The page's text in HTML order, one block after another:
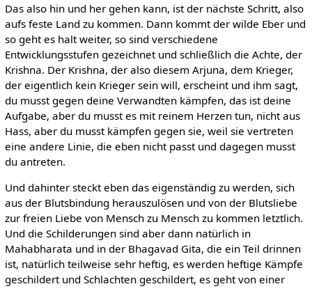
Das also hin und her gehen kann, ist der nächste Schritt, also
aufs feste Land zu kommen. Dann kommt der wilde Eber und
so geht es halt weiter, so sind verschiedene
Entwicklungsstufen gezeichnet und schließlich die Achte, der
Krishna. Der Krishna, der also diesem Arjuna, dem Krieger,
der eigentlich kein Krieger sein will, erscheint und ihm sagt,
du musst gegen deine Verwandten kämpfen, das ist deine
Aufgabe, aber du musst es mit reinem Herzen tun, nicht aus
Hass, aber du musst kämpfen gegen sie, weil sie vertreten
eine andere Linie, die eben nicht passt und dagegen musst
du antreten.
Und dahinter steckt eben das eigenständig zu werden, sich
aus der Blutsbindung herauszulösen und von der Blutsliebe
zur freien Liebe von Mensch zu Mensch zu kommen letztlich.
Und die Schilderungen sind aber dann natürlich in
Mahabharata und in der Bhagavad Gita, die ein Teil drinnen
ist, natürlich teilweise sehr heftig, es werden heftige Kämpfe
geschildert und Schlachten geschildert, es geht von einer